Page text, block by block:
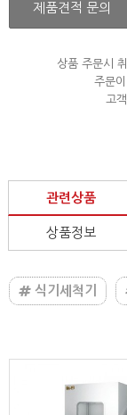
제품견적 문의
상품 주문시
주문
고
관련상품
상품정보
식기세척기